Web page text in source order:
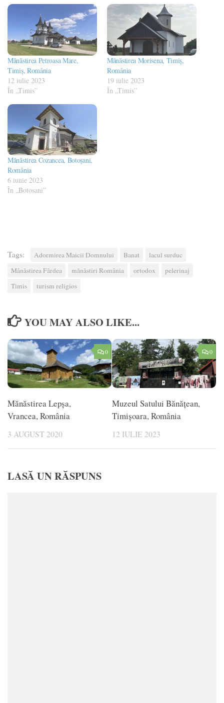
Mănăstirea Petroasa Mare,
Timiș, România
12 iulie 2023
În „Timis”
Mănăstirea Morisena, Timiș,
România
19 iulie 2023
În „Timis”
Mănăstirea Cozancea, Botoșani,
România
6 iunie 2023
În „Botosani”
Tags: Adormirea Maicii Domnului Banat
lacul surduc
Mânăstirea Fârdea
mănăstiri România ortodox
pelerinaj
Timis
turism religios
YOU MAY ALSO LIKE...
0
Mănăstirea Lepșa,
Vrancea, România
3 AUGUST 2020
0
Muzeul Satului Bănățean,
Timișoara, România
12 IULIE 2023
LASĂ UN RĂSPUNS